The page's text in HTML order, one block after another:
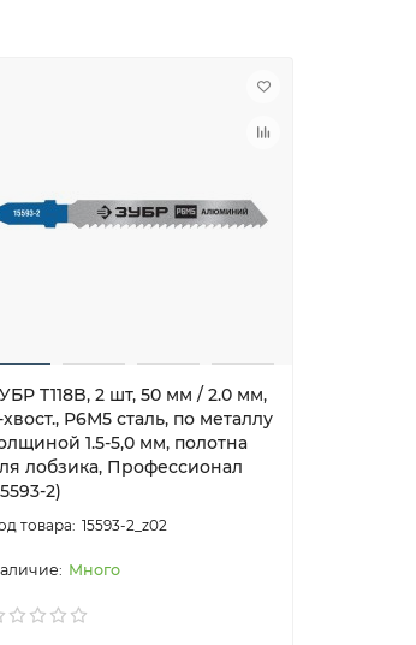
T118B, 2 шт, 50 мм / 2.0 мм,
хвост., Р6М5 сталь, по металлу
1.5-5,0 мм, полотна
лобзика, Профессионал
2)
15593-2_z02
Много